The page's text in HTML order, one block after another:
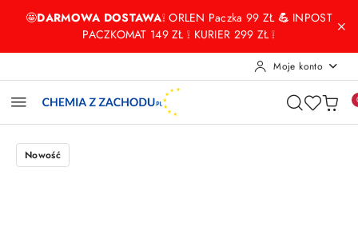
Przejdź do treści głównej
Przejdź do wyszukiwarki
Przejdź do moje konto
Przejdź do menu głównego
Przejdź do opisu produktu
Przejdź do stopki
🤩DARMOWA DOSTAWA❕ ORLEN Paczka 99 ZŁ💪 INPOST
PACZKOMAT 149 ZŁ ❕ KURIER 299 ZŁ ❕
Moje konto
Nowość